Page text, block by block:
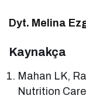
Dyt. Melina
Kaynakça
Mahan LK,
Nutrition